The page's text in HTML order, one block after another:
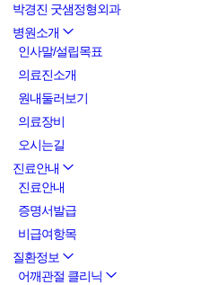
박경진 굿샘정형외과
병원소개
인사말/설립목표
의료진소개
원내둘러보기
의료장비
오시는길
진료안내
진료안내
증명서발급
비급여항목
질환정보
어깨관절 클리닉